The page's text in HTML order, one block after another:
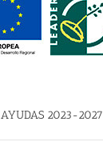
AYUDAS 2023-2027